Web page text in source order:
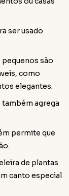
ser usado
são
como
elegantes.
também agrega
permite que
de plantas
canto especial